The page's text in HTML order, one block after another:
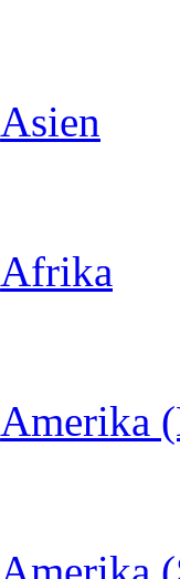
Asien
Afrika
Amerika